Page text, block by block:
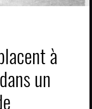
à
un